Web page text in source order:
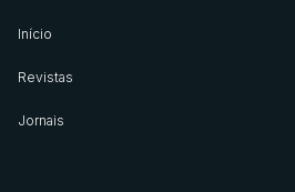
Início
Revistas
Jornais